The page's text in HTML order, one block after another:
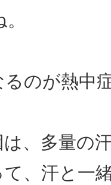
のが熱中
、多量の
、汗と一